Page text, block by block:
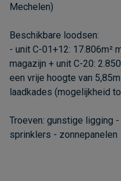
Mechelen)
Beschikbare loodsen:
- unit C-01+12: 17.806m²
magazijn + unit C-20:
een vrije hoogte van
laadkades (mogelijkheid
Troeven: gunstige ligging
sprinklers - zonnepanelen